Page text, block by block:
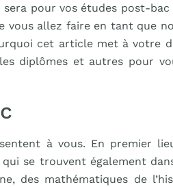
pour vos études post-
allez faire en tant que
cet article met à votre
diplômes et autres pour
à vous. En premier
se trouvent également
des mathématiques de